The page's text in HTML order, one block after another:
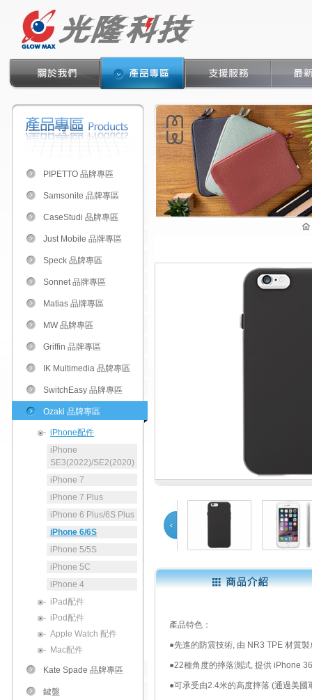
PIPETTO 品牌專區
Samsonite 品牌專區
CaseStudi 品牌專區
Just Mobile 品牌專區
Speck 品牌專區
Sonnet 品牌專區
Matias 品牌專區
MW 品牌專區
Griffin 品牌專區
IK Multimedia 品牌專區
SwitchEasy 品牌專區
Ozaki 品牌專區
iPhone配件
iPhone
SE3(2022)/SE2(2020)
iPhone 7
iPhone 7 Plus
iPhone 6 Plus/6S Plus
iPhone 6/6S
iPhone 5/5S
iPhone 5C
iPhone 4
iPad配件
iPod配件
Apple Watch 配件
Mac配件
Kate Spade 品牌專區
鍵盤
產品特色：
●先進的防震技術, 由 NR3 TPE 材質
●22種角度的摔落測試, 提供 iPhone
●可承受由2.4米的高度摔落 (通過美